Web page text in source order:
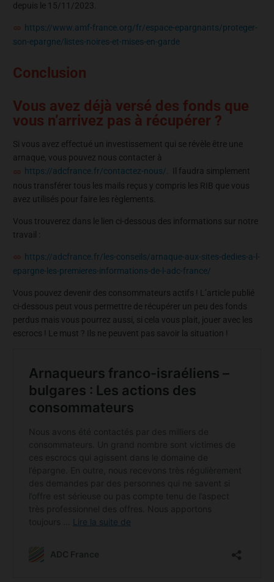
depuis le 15/11/2023.
https://www.amf-france.org/fr/espace-epargnants/proteger-
son-epargne/listes-noires-et-mises-en-garde
Conclusion
Vous avez déjà versé des fonds que
vous n’arrivez pas à récupérer ?
Si vous avez effectué un investissement qui se révèle être une
arnaque, vous pouvez nous contacter à
https://adcfrance.fr/contactez-nous/. Il faudra simplement
nous transférer tous les mails reçus y compris les RIB que vous
avez utilisés pour faire les règlements.
Vous trouverez dans le lien ci-dessous des informations sur notre
travail :
https://adcfrance.fr/les-conseils/arnaque-aux-sites-dedies-a-l-
epargne-les-premieres-informations-de-l-adc-france/
Vous pouvez devenir des consommateurs actifs ! L’article publié
ci-dessous peut vous permettre de récupérer un peu des fonds
perdus mais vous pourrez aussi, si cela vous plait, jouer avec les
escrocs ! Le must ? Ils ne peuvent pas savoir la situation !